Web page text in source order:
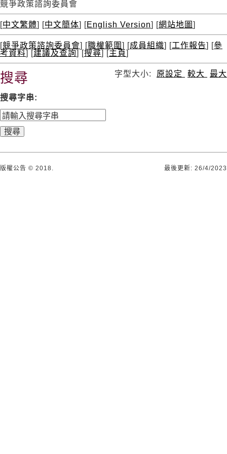
競爭政策諮詢委員會
[中文繁體] [中文簡体] [English Version] [網站地圖 ]
[競爭政策諮詢委員會] [職權範圍 ] [成員組織] [工作報告] [參
考資料] [建議及查詢] [搜尋] [主頁]
字型大小: 原設定 較大 最大
搜尋
搜尋字串:
版權公告 © 2018. 最後更新: 26/4/2023